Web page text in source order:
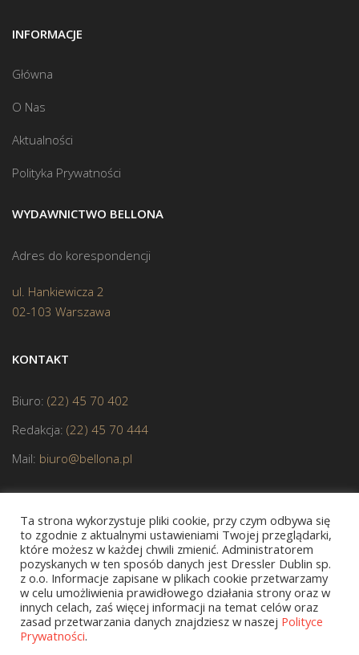
INFORMACJE
Główna
O Nas
Aktualności
Polityka Prywatności
WYDAWNICTWO BELLONA
Adres do korespondencji
ul. Hankiewicza 2
02-103 Warszawa
KONTAKT
Biuro: (22) 45 70 402
Redakcja: (22) 45 70 444
Mail: biuro@bellona.pl
JESTEŚMY CZŁONKIEM POLSKIEJ IZBY KSIĄŻKI
Ta strona wykorzystuje pliki cookie, przy czym odbywa się
to zgodnie z aktualnymi ustawieniami Twojej przeglądarki,
które możesz w każdej chwili zmienić. Administratorem
pozyskanych w ten sposób danych jest Dressler Dublin sp.
z o.o. Informacje zapisane w plikach cookie przetwarzamy
w celu umożliwienia prawidłowego działania strony oraz w
innych celach, zaś więcej informacji na temat celów oraz
zasad przetwarzania danych znajdziesz w naszej Polityce
Prywatności.